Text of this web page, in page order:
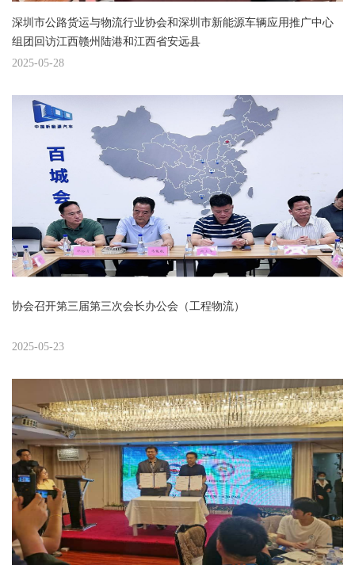
深圳市公路货运与物流行业协会和深圳市新能源车辆应用推广中心
组团回访江西赣州陆港和江西省安远县
2025-05-28
协会召开第三届第三次会长办公会（工程物流）
2025-05-23